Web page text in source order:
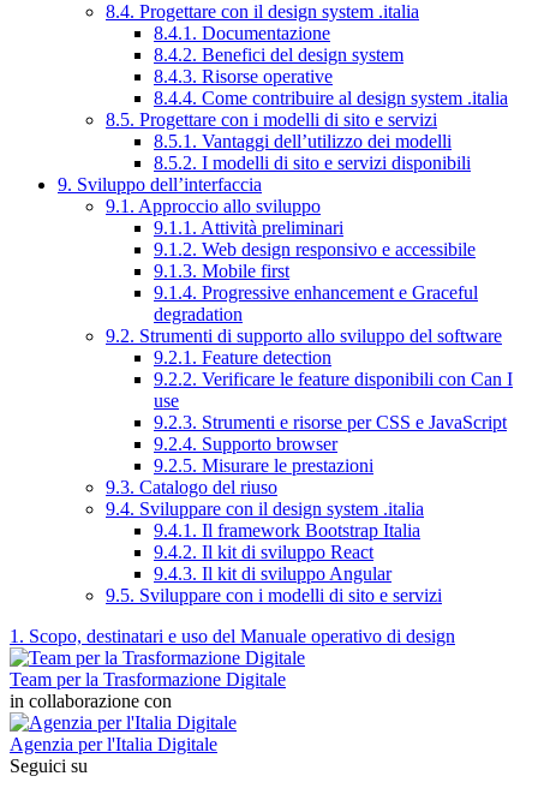
8.4. Progettare con il design system .italia
8.4.1. Documentazione
8.4.2. Benefici del design system
8.4.3. Risorse operative
8.4.4. Come contribuire al design system .italia
8.5. Progettare con i modelli di sito e servizi
8.5.1. Vantaggi dell’utilizzo dei modelli
8.5.2. I modelli di sito e servizi disponibili
9. Sviluppo dell’interfaccia
9.1. Approccio allo sviluppo
9.1.1. Attività preliminari
9.1.2. Web design responsivo e accessibile
9.1.3. Mobile first
9.1.4. Progressive enhancement e Graceful
degradation
9.2. Strumenti di supporto allo sviluppo del software
9.2.1. Feature detection
9.2.2. Verificare le feature disponibili con Can I
use
9.2.3. Strumenti e risorse per CSS e JavaScript
9.2.4. Supporto browser
9.2.5. Misurare le prestazioni
9.3. Catalogo del riuso
9.4. Sviluppare con il design system .italia
9.4.1. Il framework Bootstrap Italia
9.4.2. Il kit di sviluppo React
9.4.3. Il kit di sviluppo Angular
9.5. Sviluppare con i modelli di sito e servizi
1. Scopo, destinatari e uso del Manuale operativo di design
Team per la Trasformazione Digitale
in collaborazione con
Agenzia per l'Italia Digitale
Seguici su